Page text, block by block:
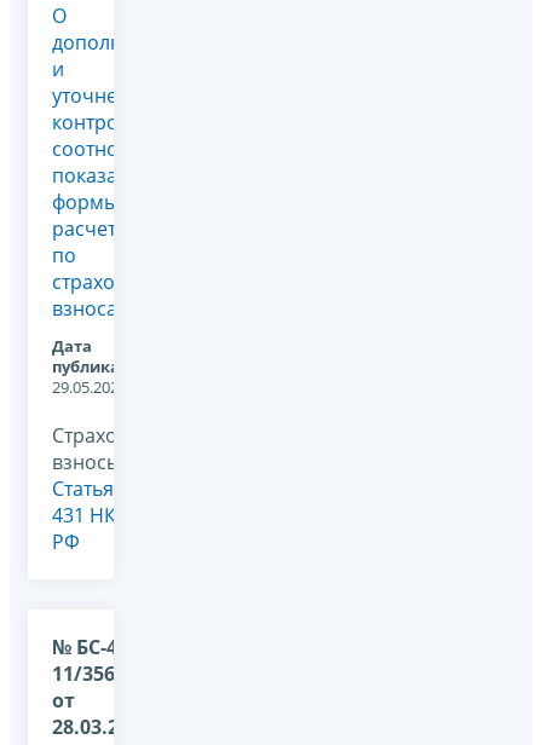
О
дополнении
и
уточнении
контрольных
соотношений
показателей
формы
расчета
по
страховым
взносам
Дата
публикации:
29.05.2024
Страховые
взносы,
Статья
431 НК
РФ
№ БС-4-
11/3563@
от
28.03.2024